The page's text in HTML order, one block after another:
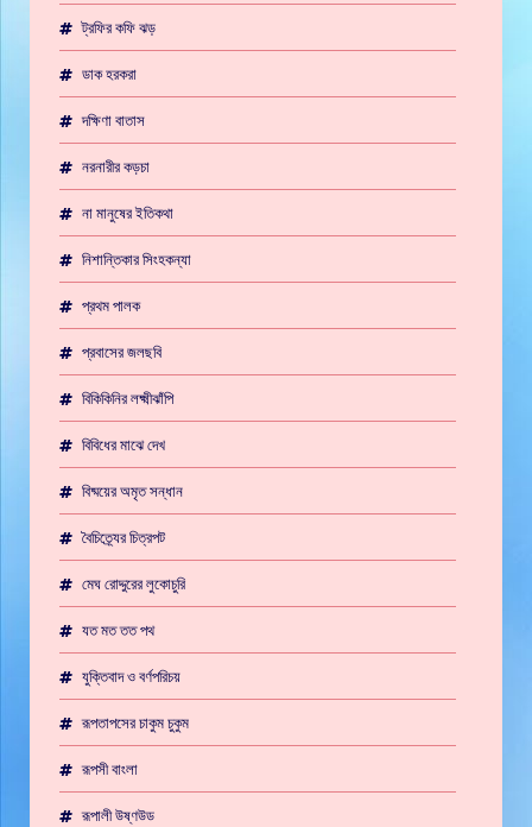
ট্রফির কফি ঝড়
ডাক হরকরা
দক্ষিণা বাতাস
নরনারীর কড়চা
না মানুষের ইতিকথা
নিশান্তিকার সিংহকন্যা
প্রথম পালক
প্রবাসের জলছবি
বিকিকিনির লক্ষ্মীঝাঁপি
বিবিধের মাঝে দেখ
বিষ্ময়ের অমৃত সন্ধান
বৈচিত্র্যের চিত্রপট
মেঘ রোদ্দুরের লুকোচুরি
যত মত তত পথ
যুক্তিবাদ ও বর্ণপরিচয়
রূপতাপসের চাকুম চুকুম
রূপসী বাংলা
রূপালী উষ্ণউড